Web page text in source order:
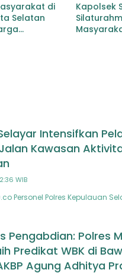
di
Selatan
Kapolsek
Intensifkan
Kawasan
WIB
Personel Polres Kepulauan
Pengabdian: Polres
Predikat WBK di
Agung Adhitya